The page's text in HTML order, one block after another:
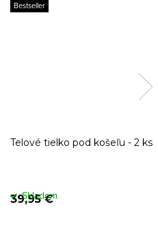
Bestseller
Telové tielko pod košeľu - 2 ks
39,95 €
Skladom